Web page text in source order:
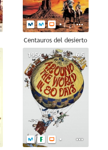
Centauros del desierto
6.5
1956